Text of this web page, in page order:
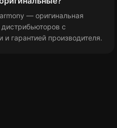
— оригинальная
с
гарантией производителя.